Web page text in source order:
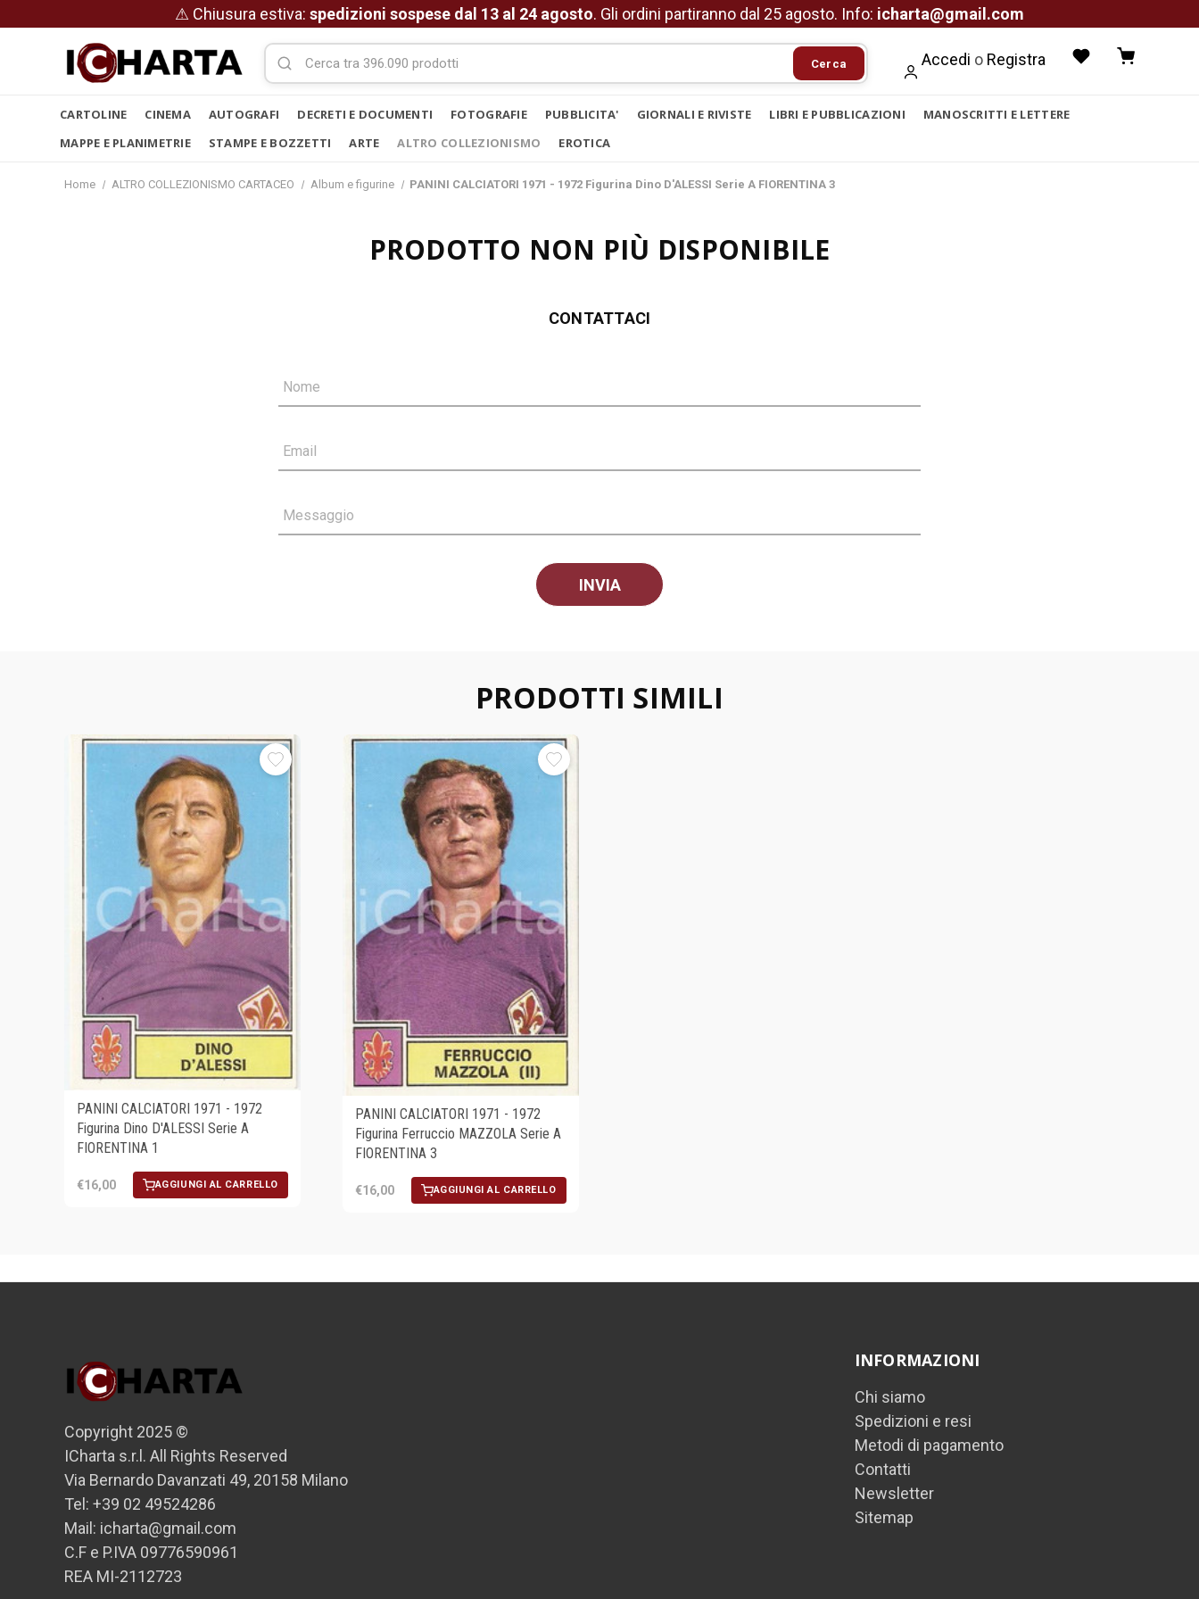
⚠ Chiusura estiva: spedizioni sospese dal 13 al 24 agosto. Gli ordini partiranno dal 25 agosto. Info: icharta@gmail.com
Cerca Accedi o Registra
CARTOLINE CINEMA AUTOGRAFI DECRETI E DOCUMENTI FOTOGRAFIE PUBBLICITA' GIORNALI E RIVISTE LIBRI E PUBBLICAZIONI
MANOSCRITTI E LETTERE
MAPPE E PLANIMETRIE
STAMPE E BOZZETTI ARTE ALTRO COLLEZIONISMO EROTICA
Home ALTRO COLLEZIONISMO CARTACEO Album e figurine PANINI CALCIATORI 1971 - 1972 Figurina Dino D'ALESSI Serie A FIORENTINA 3
PRODOTTO NON PIÙ DISPONIBILE
CONTATTACI
Nome
Email
Messaggio
PRODOTTI SIMILI
PANINI CALCIATORI 1971 - 1972
Figurina Dino D'ALESSI Serie A
FIORENTINA 1
€16,00 AGGIUNGI AL CARRELLO
PANINI CALCIATORI 1971 - 1972
Figurina Ferruccio MAZZOLA Serie A
FIORENTINA 3
€16,00 AGGIUNGI AL CARRELLO
Copyright 2025 ©
ICharta s.r.l. All Rights Reserved
Via Bernardo Davanzati 49, 20158 Milano
Tel: +39 02 49524286
Mail: icharta@gmail.com
C.F e P.IVA 09776590961
REA MI-2112723
INFORMAZIONI
Chi siamo
Spedizioni e resi
Metodi di pagamento
Contatti
Newsletter
Sitemap